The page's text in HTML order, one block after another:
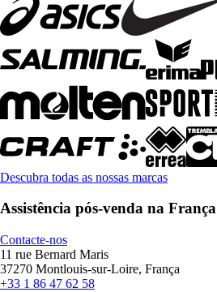
Descubra todas as nossas marcas
Assistência pós-venda na França
Contacte-nos
11 rue Bernard Maris
37270 Montlouis-sur-Loire, França
+33 1 86 47 62 58